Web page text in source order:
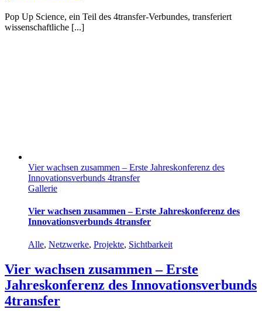
Pop Up Science, ein Teil des 4transfer-Verbundes, transferiert
wissenschaftliche [...]
Vier wachsen zusammen – Erste Jahreskonferenz des
Innovationsverbunds 4transfer
Gallerie
Vier wachsen zusammen – Erste Jahreskonferenz des
Innovationsverbunds 4transfer
Alle, Netzwerke, Projekte, Sichtbarkeit
Vier wachsen zusammen – Erste
Jahreskonferenz des Innovationsverbunds
4transfer